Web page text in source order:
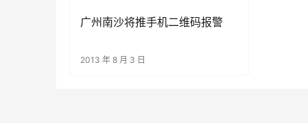
广州南沙将推手机二维码报警
2013 年 8 月 3 日